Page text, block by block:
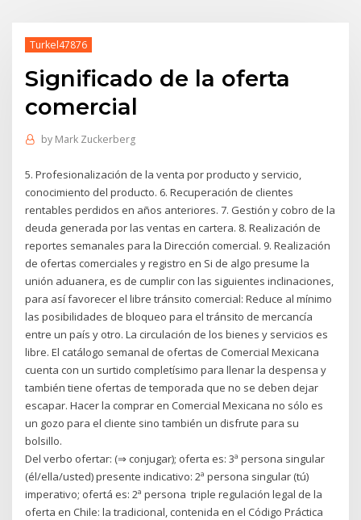
Turkel47876
Significado de la oferta
comercial
by Mark Zuckerberg
5. Profesionalización de la venta por producto y servicio,
conocimiento del producto. 6. Recuperación de clientes
rentables perdidos en años anteriores. 7. Gestión y cobro de la
deuda generada por las ventas en cartera. 8. Realización de
reportes semanales para la Dirección comercial. 9. Realización
de ofertas comerciales y registro en Si de algo presume la
unión aduanera, es de cumplir con las siguientes inclinaciones,
para así favorecer el libre tránsito comercial: Reduce al mínimo
las posibilidades de bloqueo para el tránsito de mercancía
entre un país y otro. La circulación de los bienes y servicios es
libre. El catálogo semanal de ofertas de Comercial Mexicana
cuenta con un surtido completísimo para llenar la despensa y
también tiene ofertas de temporada que no se deben dejar
escapar. Hacer la comprar en Comercial Mexicana no sólo es
un gozo para el cliente sino también un disfrute para su
bolsillo.
Del verbo ofertar: (⇒ conjugar); oferta es: 3ª persona singular
(él/ella/usted) presente indicativo: 2ª persona singular (tú)
imperativo; ofertá es: 2ª persona triple regulación legal de la
oferta en Chile: la tradicional, contenida en el Código Práctica